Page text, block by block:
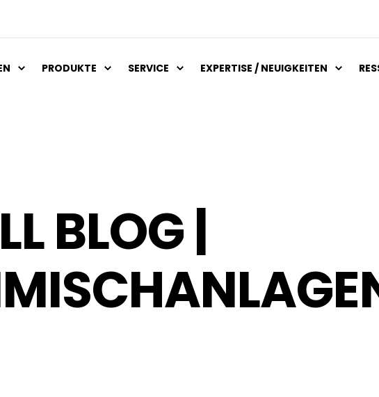
PRODUKTE SERVICE EXPERTISE / NEUIGKEITEN
BLOG |